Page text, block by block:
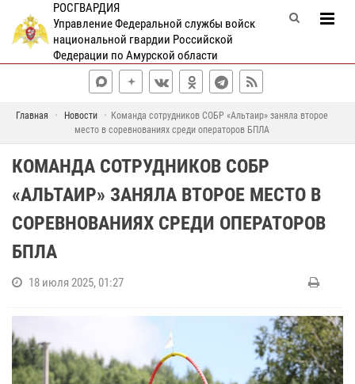
РОСГВАРДИЯ
Управление Федеральной службы войск
национальной гвардии Российской
Федерации по Амурской области
Главная Новости
Команда сотрудников СОБР «Альтаир» заняла второе
место в соревнованиях среди операторов БПЛА
КОМАНДА СОТРУДНИКОВ СОБР
«АЛЬТАИР» ЗАНЯЛА ВТОРОЕ МЕСТО В
СОРЕВНОВАНИЯХ СРЕДИ ОПЕРАТОРОВ
БПЛА
18 июля 2025, 01:27